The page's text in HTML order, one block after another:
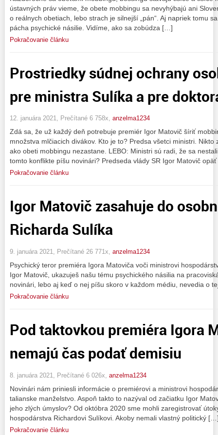
ústavných práv vieme, že obete mobbingu sa nevyhýbajú ani
o reálnych obetiach, lebo strach je silnejší „pán“. Aj napriek tomu
pácha psychické násilie. Vidíme, ako sa zobúdza […]
Pokračovanie článku
Prostriedky súdnej ochrany
pre ministra Sulíka a pre
12. januára 2021, Prečítané 6 758x, anzelma1234
Zdá sa, že už každý deň potrebuje premiér Igor Matovič šíriť
množstva mlčiacich divákov. Kto je to? Predsa všetci ministri.
ako obeti mobbingu nezastane. LEBO: Ministri sú radi, že sa
tomto konflikte píšu novinári? Predseda vlády SR Igor Matovič
Pokračovanie článku
Igor Matovič zasahuje do
Richarda Sulíka
9. januára 2021, Prečítané 26 771x, anzelma1234
Psychický teror premiéra Igora Matoviča voči ministrovi
Igor Matovič, ukazuješ našu tému psychického násilia na
novinári, lebo aj keď o nej píšu skoro v každom médiu, nevedia o
Pokračovanie článku
Pod taktovkou premiéra Igora
nemajú čas podať demisiu
8. januára 2021, Prečítané 6 026x, anzelma1234
Novinári nám priniesli informácie o premiérovi a ministrovi
talianske manželstvo. Aspoň takto to nazýval od začiatku Igor
jeho zlých úmyslov? Od októbra 2020 sme mohli zaregistrovať
hospodárstva Richardovi Sulíkovi. Akoby nemali vlastný politický
Pokračovanie článku